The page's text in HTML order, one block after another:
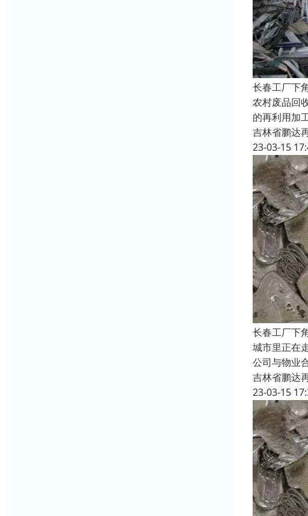
长春工厂下
农村废品回
的再利用加
吉林省鹏达
23-03-15
长春工厂下
城市里正在
公司与物业
吉林省鹏达
23-03-15